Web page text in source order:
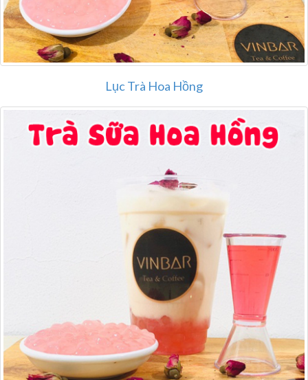
Lục Trà Hoa Hồng